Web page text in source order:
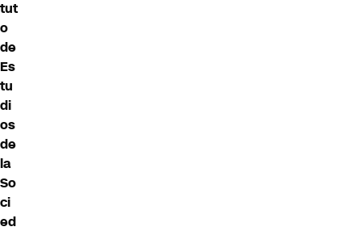
tut
o
de
Es
tu
di
os
de
la
So
ci
ed